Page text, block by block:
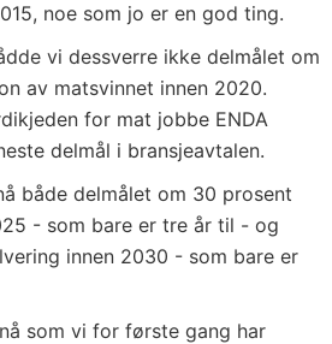
noe som jo er en god ting.
vi dessverre ikke delmålet om
av matsvinnet innen 2020.
for mat jobbe ENDA
delmål i bransjeavtalen.
både delmålet om 30 prosent
- som bare er tre år til - og
innen 2030 - som bare er
som vi for første gang har